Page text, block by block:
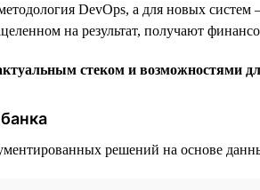
DevOps, а для новых
на результат, получают
стеком и возможностями
решений на основе